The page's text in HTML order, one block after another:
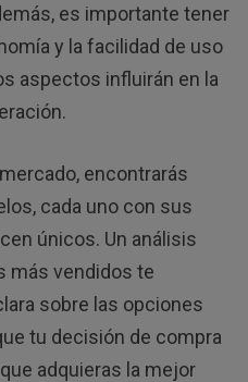
es importante tener
y la facilidad de uso
aspectos influirán en la
encontrarás
cada uno con sus
únicos. Un análisis
más vendidos te
sobre las opciones
tu decisión de compra
adquieras la mejor